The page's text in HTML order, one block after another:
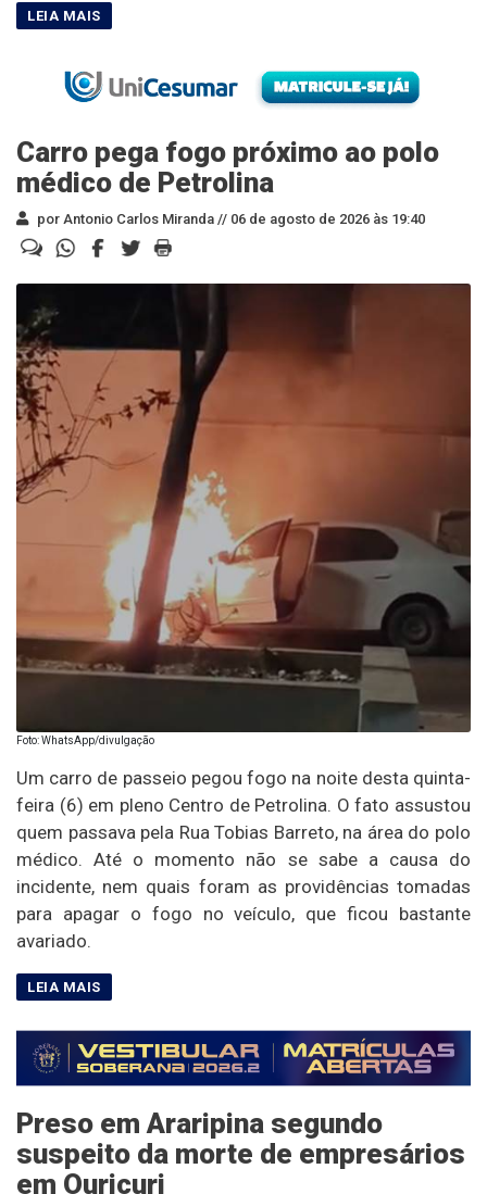
Carro pega fogo próximo ao polo
médico de Petrolina
por Antonio Carlos Miranda // 06 de agosto de 2026 às 19:40
Foto: WhatsApp/divulgação
Um carro de passeio pegou fogo na noite desta quinta-
feira (6) em pleno Centro de Petrolina. O fato assustou
quem passava pela Rua Tobias Barreto, na área do polo
médico. Até o momento não se sabe a causa do
incidente, nem quais foram as providências tomadas
para apagar o fogo no veículo, que ficou bastante
avariado.
Preso em Araripina segundo
suspeito da morte de empresários
em Ouricuri